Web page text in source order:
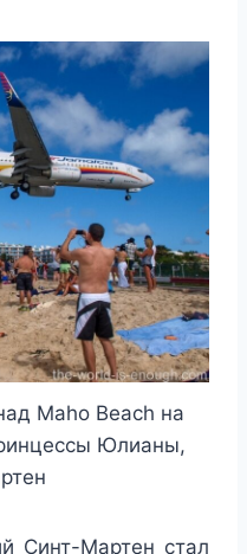
Maho Beach на
Юлианы,
Синт-Мартен стал